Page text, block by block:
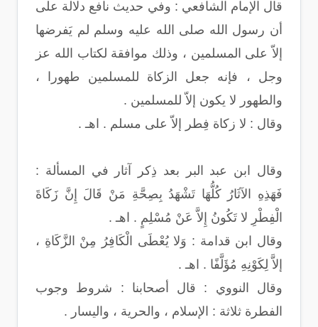
قال الإمام الشافعي : وفي حديث نافع دلالة على
أن رسول الله صلى الله عليه وسلم لم يَفرضها
إلاّ على المسلمين ، وذلك موافقة لكتاب الله عز
وجل ، فإنه جعل الزكاة للمسلمين طهورا ،
والطهور لا يكون إلاّ للمسلمين .
وقال : لا زكاة فِطر إلاّ على مسلم . اهـ .
وقال ابن عبد البر بعد ذِكر آثار في المسألة :
فَهَذِهِ الآثَارُ كُلُّهَا تَشْهَدُ بِصِحَّةِ مَنْ قَالَ إِنَّ زَكَاةَ
الْفِطْرِ لا تَكُونُ إِلاَّ عَنْ مُسْلِمٍ . اهـ .
وقال ابن قدامة : وَلا يُعْطَى الْكَافِرُ مِنْ الزَّكَاةِ ،
إلاَّ لِكَوْنِهِ مُؤَلَّفًا . اهـ .
وقال النووي : قال أصحابنا : شروط وجوب
الفطرة ثلاثة : الإسلام ، والحرية ، واليسار .